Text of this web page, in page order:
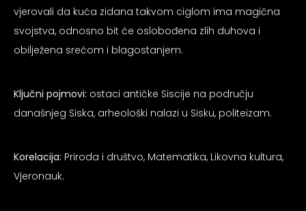
vjerovali da kuća zidana takvom ciglom ima magična
svojstva, odnosno bit će oslobođena zlih duhova i
obilježena srećom i blagostanjem.
Ključni pojmovi: ostaci antičke Siscije na području
današnjeg Siska, arheološki nalazi u Sisku, politeizam.
Korelacija: Priroda i društvo, Matematika, Likovna kultura,
Vjeronauk.